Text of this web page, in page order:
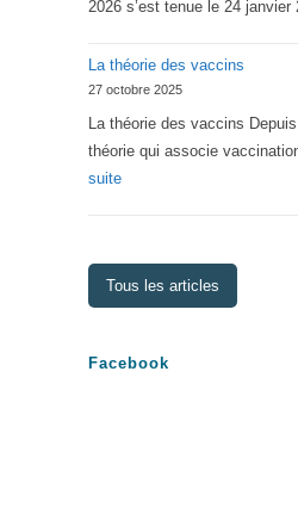
2026 s’est tenue le 24
La théorie des vaccins
27 octobre 2025
La théorie des vaccins
théorie qui associe
suite:
des
vaccins
Tous les articles
Facebook